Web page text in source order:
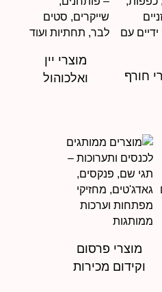
חורף
מוצרי יין
ואלכוהול
מוצרי פרסום
וקידום מכירות